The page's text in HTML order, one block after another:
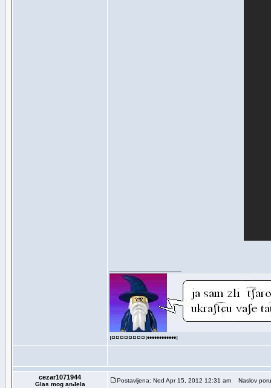
ı¤¤¤¤¤¤¤¤ı••••••••••••ı
cezar1071944
Glas mog anđela
Postavljena: Ned Apr 15, 2012 12:31 am Naslov